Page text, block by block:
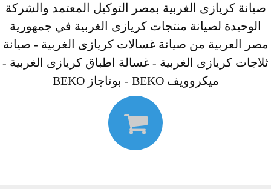
صيانة كريازى الغربية بمصر التوكيل المعتمد والشركة
الوحيدة لصيانة منتجات كريازى الغربية في جمهورية
مصر العربية من صيانة غسالات كريازى الغربية - صيانة
ثلاجات كريازى الغربية - غسالة اطباق كريازى الغربية -
ميكروويف BEKO - بوتاجاز BEKO